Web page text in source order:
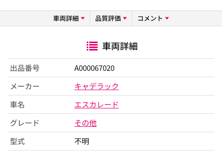
車両詳細 品質評価 コメント
車両詳細
出品番号
A000067020
メーカー
キャデラック
車名
エスカレード
グレード
その他
型式
不明